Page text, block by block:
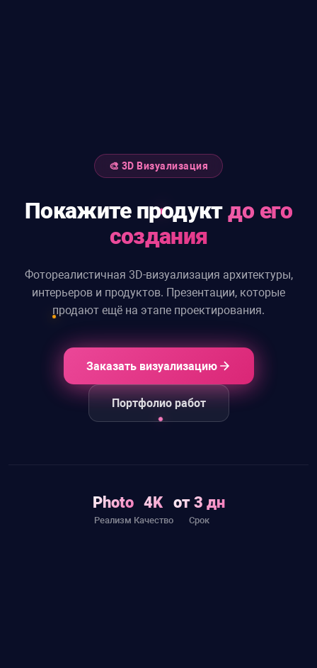
🎨 3D Визуализация
Покажите продуктдо его
создания
Фотореалистичная 3D-визуализация архитектуры,
интерьеров и продуктов. Презентации, которые
продают ещё на этапе проектирования.
Заказать визуализацию
Портфолио работ
Photo
Реализм
4K
Качество
от 3 дн
Срок